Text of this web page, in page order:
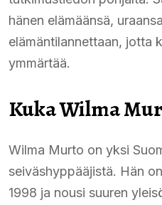
hänen elämäänsä,
elämäntilannettaan, jotta
ymmärtää.
Kuka Wilma
Wilma Murto on yksi
seiväshyppääjistä. Hän
1998 ja nousi suuren